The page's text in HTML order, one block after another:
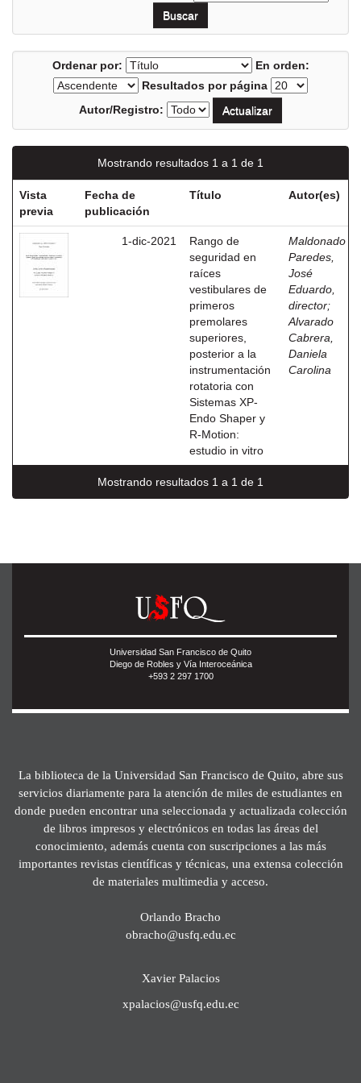
Ordenar por:
En orden:
Resultados por página
Autor/Registro:
Mostrando resultados 1 a 1 de 1
Vista
previa
Fecha de
publicación
Título Autor(es)
1-dic-2021
Rango de
seguridad en
raíces
vestibulares de
primeros
premolares
superiores,
posterior a la
instrumentación
rotatoria con
Sistemas XP-
Endo Shaper y
R-Motion:
estudio in vitro
Maldonado
Paredes,
José
Eduardo,
director;
Alvarado
Cabrera,
Daniela
Carolina
Mostrando resultados 1 a 1 de 1
Universidad San Francisco de Quito
Diego de Robles y Vía Interoceánica
+593 2 297 1700
La biblioteca de la Universidad San Francisco de Quito, abre sus
servicios diariamente para la atención de miles de estudiantes en
donde pueden encontrar una seleccionada y actualizada colección
de libros impresos y electrónicos en todas las áreas del
conocimiento, además cuenta con suscripciones a las más
importantes revistas científicas y técnicas, una extensa colección
de materiales multimedia y acceso.
Orlando Bracho
obracho@usfq.edu.ec
Xavier Palacios
xpalacios@usfq.edu.ec